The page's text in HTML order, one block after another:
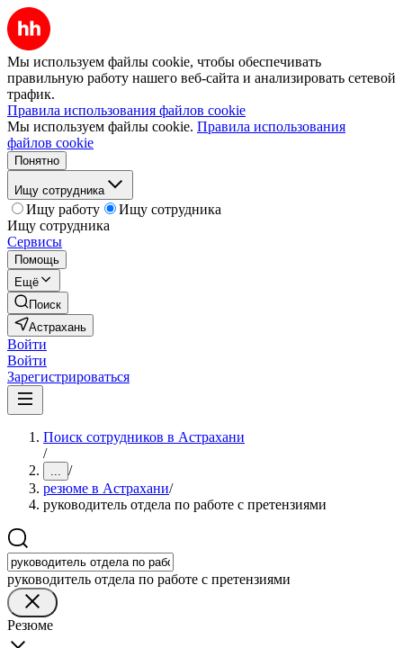
Мы используем файлы cookie, чтобы обеспечивать
правильную работу нашего веб-сайта и анализировать сетевой
трафик.
Правила использования файлов cookie
Мы используем файлы cookie. Правила использования
файлов cookie
Понятно
Ищу сотрудника
Ищу работу
Ищу сотрудника
Ищу сотрудника
Сервисы
Помощь
Ещё
Поиск
Астрахань
Войти
Войти
Зарегистрироваться
Поиск сотрудников в Астрахани
/
... /
резюме в Астрахани/
руководитель отдела по работе с претензиями
руководитель отдела по работе с претензиями
Резюме